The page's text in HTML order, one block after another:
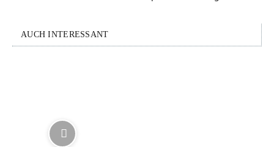
AUCH INTERESSANT